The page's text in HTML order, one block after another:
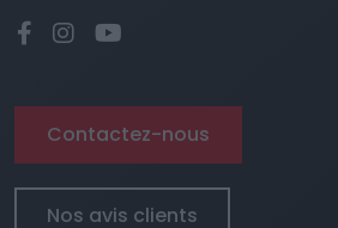
Contactez-nous
Nos avis clients